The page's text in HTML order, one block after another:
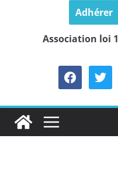
Adhérer
Association loi
facebook twitter